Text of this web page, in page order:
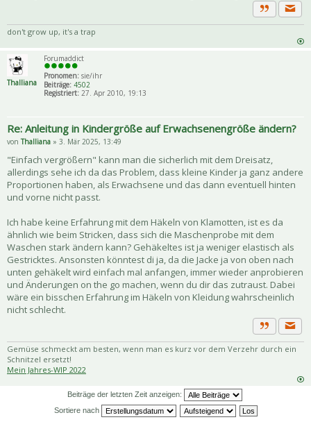
Zitat
don't grow up, it's a trap
Thalliana
Forumaddict
Pronomen: sie/ihr
Beiträge: 4502
Registriert: 27. Apr 2010, 19:13
Re: Anleitung in Kindergröße auf Erwachsenengröße ändern?
vonThalliana » 3. Mär 2025, 13:49
"Einfach vergrößern" kann man die sicherlich mit dem Dreisatz,
allerdings sehe ich da das Problem, dass kleine Kinder ja ganz andere
Proportionen haben, als Erwachsene und das dann eventuell hinten
und vorne nicht passt.
Ich habe keine Erfahrung mit dem Häkeln von Klamotten, ist es da
ähnlich wie beim Stricken, dass sich die Maschenprobe mit dem
Waschen stark ändern kann? Gehäkeltes ist ja weniger elastisch als
Gestricktes. Ansonsten könntest di ja, da die Jacke ja von oben nach
unten gehäkelt wird einfach mal anfangen, immer wieder anprobieren
und Änderungen on the go machen, wenn du dir das zutraust. Dabei
wäre ein bisschen Erfahrung im Häkeln von Kleidung wahrscheinlich
nicht schlecht.
Zitat
Gemüse schmeckt am besten, wenn man es kurz vor dem Verzehr durch ein
Schnitzel ersetzt!
Mein Jahres-WIP 2022
Beiträge der letzten Zeit anzeigen:
Sortiere nach